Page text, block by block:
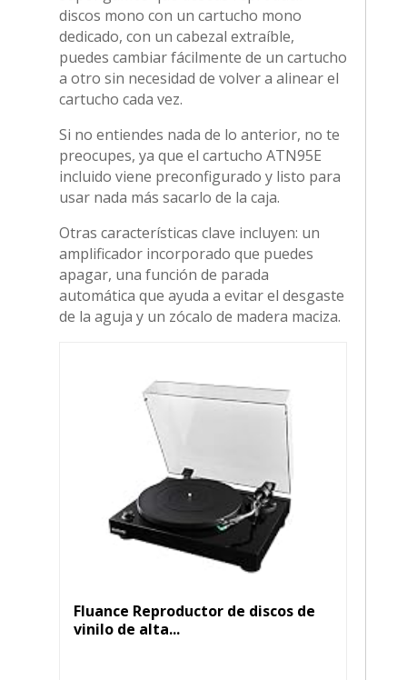
discos mono con un cartucho mono
dedicado, con un cabezal extraíble,
puedes cambiar fácilmente de un cartucho
a otro sin necesidad de volver a alinear el
cartucho cada vez.
Si no entiendes nada de lo anterior, no te
preocupes, ya que el cartucho ATN95E
incluido viene preconfigurado y listo para
usar nada más sacarlo de la caja.
Otras características clave incluyen: un
amplificador incorporado que puedes
apagar, una función de parada
automática que ayuda a evitar el desgaste
de la aguja y un zócalo de madera maciza.
Fluance Reproductor de discos de
vinilo de alta...